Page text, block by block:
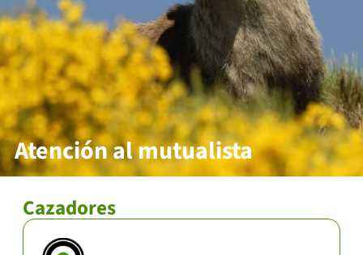
Atención al mutualista
Cazadores